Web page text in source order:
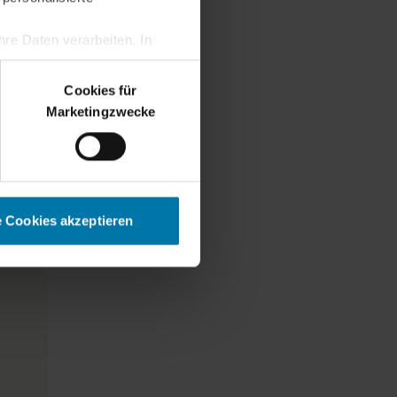
Daten verarbeiten. In
Cookies für
Marketingzwecke
Cookies akzeptieren